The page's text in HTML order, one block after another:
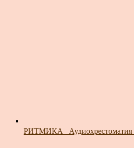
РИТМИКА_ Аудиохрестоматия